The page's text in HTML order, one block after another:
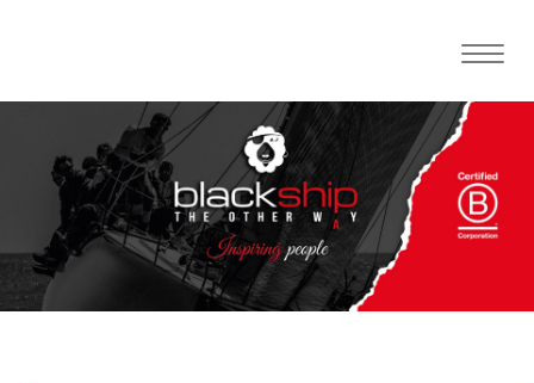
Toggle